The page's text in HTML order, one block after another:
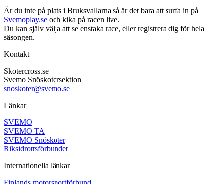
Är du inte på plats i Bruksvallarna så är det bara att surfa in på
Svemoplay.se och kika på racen live.
Du kan själv välja att se enstaka race, eller registrera dig för hela
säsongen.
Kontakt
Skotercross.se
Svemo Snöskotersektion
snoskoter@svemo.se
Länkar
SVEMO
SVEMO TA
SVEMO Snöskoter
Riksidrottsförbundet
Internationella länkar
Finlands motorsportförbund